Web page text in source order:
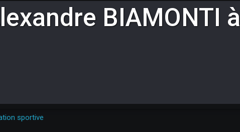
BIAMONTI à
sportive